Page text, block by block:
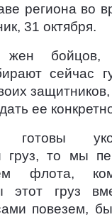
региона во
31 октября.
бойцов,
сейчас
защитников,
ее
груз, то мы
флота,
этот груз
повезем,